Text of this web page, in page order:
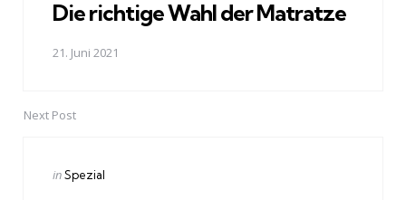
Die richtige Wahl der Matratze
21. Juni 2021
Next Post
Posted
inSpezial